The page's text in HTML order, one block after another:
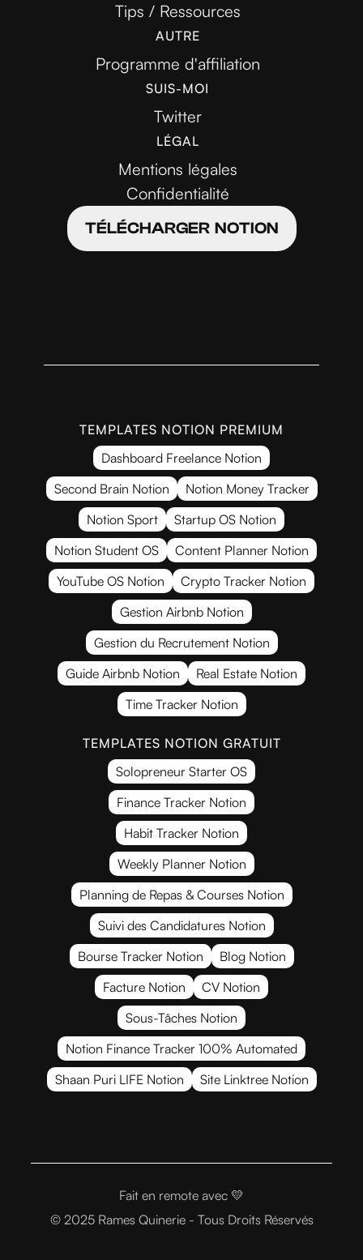
Tips / Ressources
AUTRE
Programme d'affiliation
SUIS-MOI
Twitter
LÉGAL
Mentions légales
Confidentialité
TÉLÉCHARGER NOTION
TEMPLATES NOTION PREMIUM
Dashboard Freelance Notion
Second Brain Notion
Notion Money Tracker
Notion Sport
Startup OS Notion
Notion Student OS
Content Planner Notion
YouTube OS Notion
Crypto Tracker Notion
Gestion Airbnb Notion
Gestion du Recrutement Notion
Guide Airbnb Notion
Real Estate Notion
Time Tracker Notion
TEMPLATES NOTION GRATUIT
Solopreneur Starter OS
Finance Tracker Notion
Habit Tracker Notion
Weekly Planner Notion
Planning de Repas & Courses Notion
Suivi des Candidatures Notion
Bourse Tracker Notion
Blog Notion
Facture Notion
CV Notion
Sous-Tâches Notion
Notion Finance Tracker 100% Automated
Shaan Puri LIFE Notion
Site Linktree Notion
Fait en remote avec 💛
© 2025 Rames Quinerie - Tous Droits Réservés